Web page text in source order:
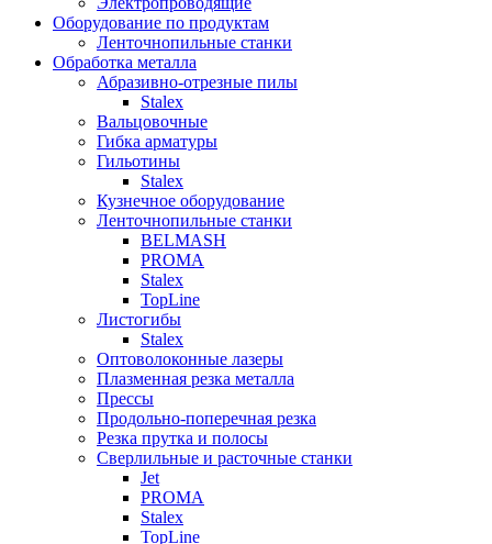
Оборудование по продуктам
Ленточнопильные станки
Обработка металла
Абразивно-отрезные пилы
Stalex
Вальцовочные
Гибка арматуры
Гильотины
Stalex
Кузнечное оборудование
Ленточнопильные станки
BELMASH
PROMA
Stalex
TopLine
Листогибы
Stalex
Оптоволоконные лазеры
Плазменная резка металла
Прессы
Продольно-поперечная резка
Резка прутка и полосы
Сверлильные и расточные станки
Jet
PROMA
Stalex
TopLine